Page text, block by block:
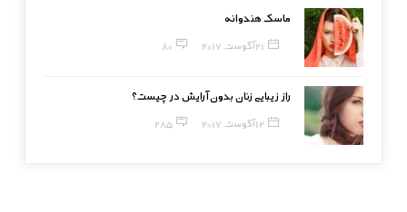
ماسک هندوانه
21 آگوست, 2017 80
راز زیبایی زنان بدون آرایش در چیست؟
12 آگوست, 2017 285